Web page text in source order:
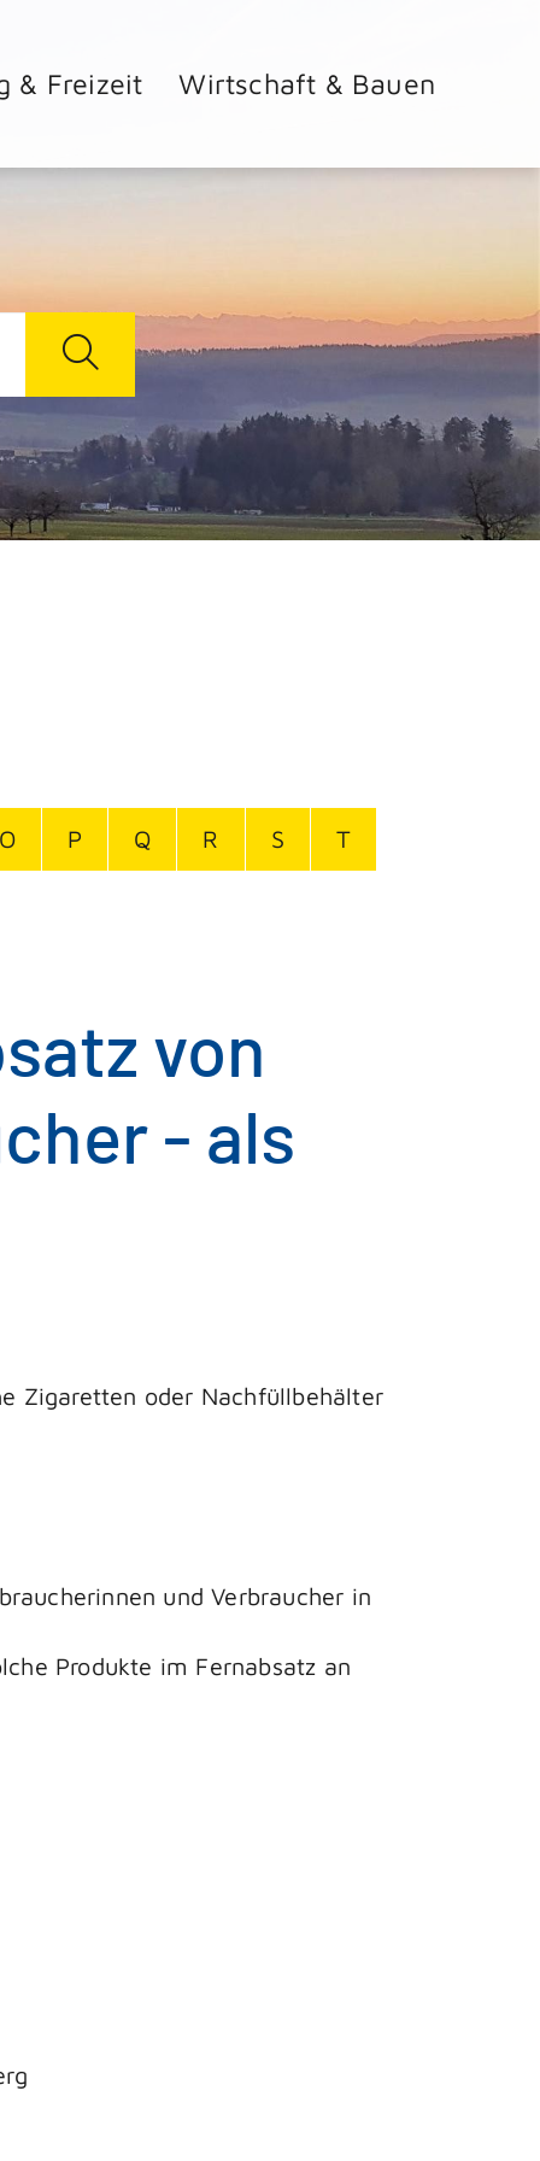
& Freizeit Wirtschaft & Bauen
P Q R S T
von
- als
Zigaretten oder Nachfüllbehälter
und Verbraucher in
Produkte im Fernabsatz an